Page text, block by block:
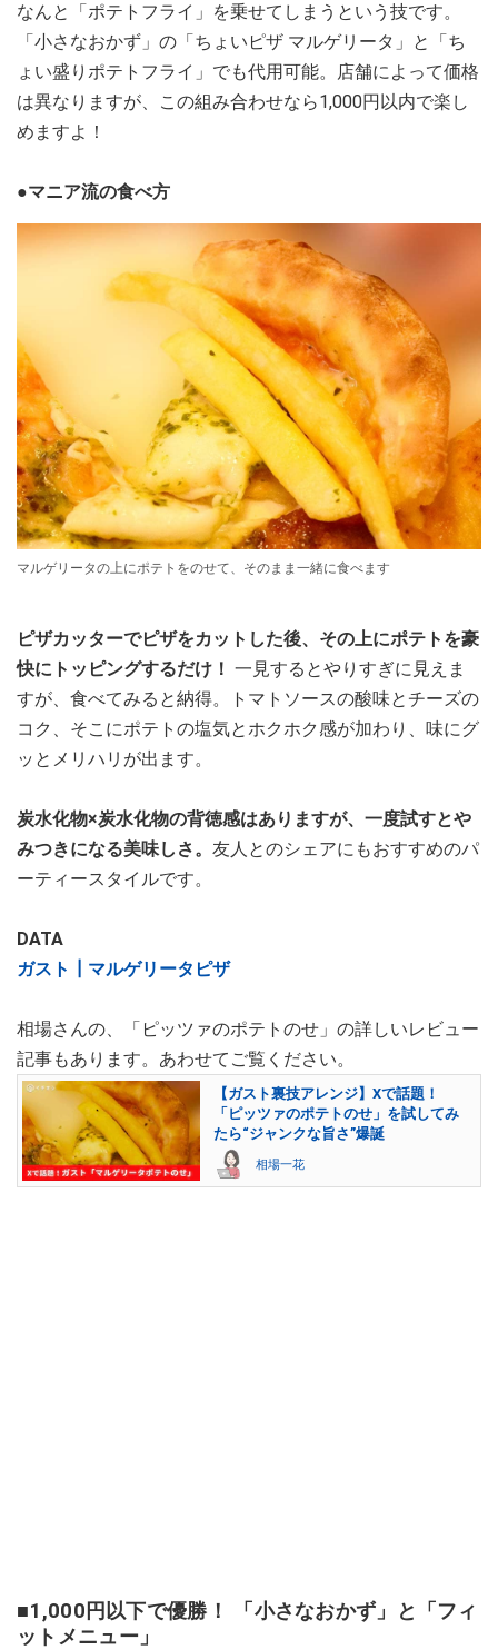
なんと「ポテトフライ」を乗せてしまうという技です。
「小さなおかず」の「ちょいピザ マルゲリータ」と「ち
ょい盛りポテトフライ」でも代用可能。店舗によって価格
は異なりますが、この組み合わせなら1,000円以内で楽し
めますよ！
●マニア流の食べ方
マルゲリータの上にポテトをのせて、そのまま一緒に食べます
ピザカッターでピザをカットした後、その上にポテトを豪
快にトッピングするだけ！ 一見するとやりすぎに見えま
すが、食べてみると納得。トマトソースの酸味とチーズの
コク、そこにポテトの塩気とホクホク感が加わり、味にグ
ッとメリハリが出ます。
炭水化物×炭水化物の背徳感はありますが、一度試すとや
みつきになる美味しさ。 友人とのシェアにもおすすめのパ
ーティースタイルです。
DATA
ガスト┃マルゲリータピザ
相場さんの、「ピッツァのポテトのせ」の詳しいレビュー
記事もあります。あわせてご覧ください。
【ガスト裏技アレンジ】Xで話題！
「ピッツァのポテトのせ」を試してみ
たら“ジャンクな旨さ”爆誕
相場一花
■1,000円以下で優勝！ 「小さなおかず」と「フィ
ットメニュー」